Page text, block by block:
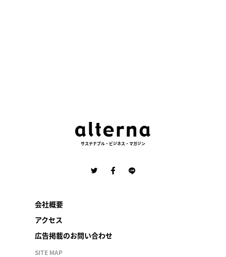
サステナブル・ビジネス・マガジン
会社概要
アクセス
広告掲載のお問い合わせ
SITE MAP